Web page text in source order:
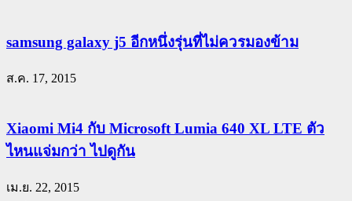
samsung galaxy j5 อีกหนึ่งรุ่นที่ไม่ควรมองข้าม
ส.ค. 17, 2015
Xiaomi Mi4 กับ Microsoft Lumia 640 XL LTE ตัว
ไหนแจ่มกว่า ไปดูกัน
เม.ย. 22, 2015